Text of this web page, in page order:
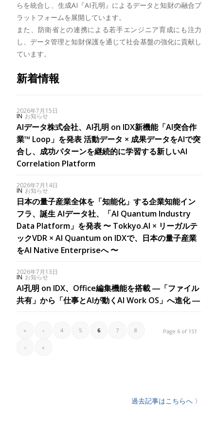
らを統合し、生成AI『AI孔明』によるデータと知財の融合プ
ラットフォームを展開しています。
また、防衛省との連携による若手エンジニア育成にも注力
し、データ管理と知財保護を通じて社会基盤の強化に貢献し
ています。
新着情報
2026年7月15日
IN お知らせ
AIデータ株式会社、AI孔明 on IDX新機能「AI突合作
業™ Loop」を発表 活動データ × 成果データをAIで突
合し、成功パターンを継続的に学習する新しいAI
Correlation Platform
2026年7月14日
IN お知らせ
日本の量子産業全体を「知能化」する企業知能イン
フラ、誕生 AIデータ社、「AI Quantum Industry
Data Platform」を発表 〜 Tokkyo.AI × リーガルテ
ックVDR × AI Quantum on IDXで、日本の量子産業
をAI Native Enterpriseへ 〜
2026年7月13日
IN お知らせ
AI孔明 on IDX、Office編集機能を搭載 ―「ファイル
共有」から「仕事とAIが動くAI Work OS」へ進化 ―
Page 6 of 151
« ‹ 4 5 6 7 8
› »
過去記事はこちらへ 〉